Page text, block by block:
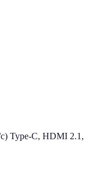
Type-C, HDMI 2.1,